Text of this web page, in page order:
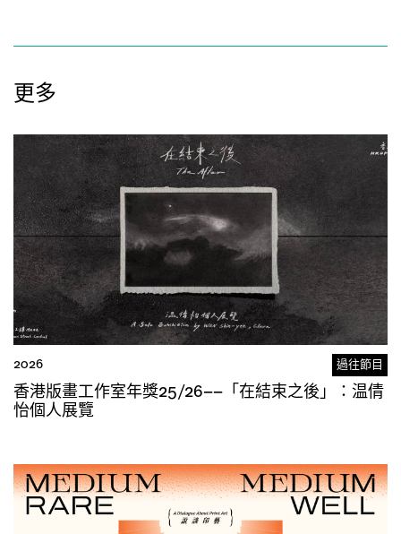
更多
2026 過往節目
香港版畫工作室年獎25/26——「在結束之後」：温倩
怡個人展覽